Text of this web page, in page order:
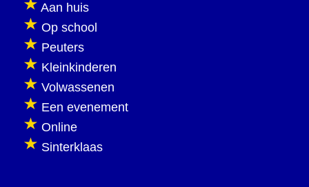
Aan huis
Op school
Peuters
Kleinkinderen
Volwassenen
Een evenement
Online
Sinterklaas